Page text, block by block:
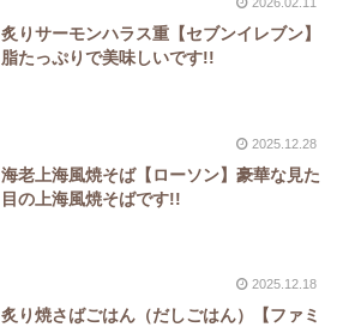
炙りサーモンハラス重【セブンイレブン】
脂たっぷりで美味しいです!!
2025.12.28
海老上海風焼そば【ローソン】豪華な見た
目の上海風焼そばです!!
2025.12.18
炙り焼さばごはん（だしごはん）【ファミ